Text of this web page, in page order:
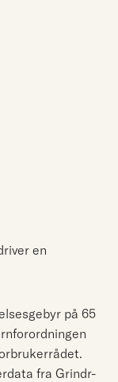
en
på 65
fra Grindr-